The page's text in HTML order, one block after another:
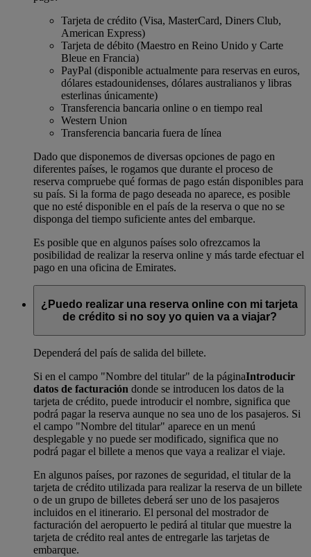
Tarjeta de crédito (Visa, MasterCard, Diners Club,
American Express)
Tarjeta de débito (Maestro en Reino Unido y Carte
Bleue en Francia)
PayPal (disponible actualmente para reservas en euros,
dólares estadounidenses, dólares australianos y libras
esterlinas únicamente)
Transferencia bancaria online o en tiempo real
Western Union
Transferencia bancaria fuera de línea
Dado que disponemos de diversas opciones de pago en
diferentes países, le rogamos que durante el proceso de
reserva compruebe qué formas de pago están disponibles para
su país. Si la forma de pago deseada no aparece, es posible
que no esté disponible en el país de la reserva o que no se
disponga del tiempo suficiente antes del embarque.
Es posible que en algunos países solo ofrezcamos la
posibilidad de realizar la reserva online y más tarde efectuar el
pago en una oficina de Emirates.
¿Puedo realizar una reserva online con mi tarjeta
de crédito si no soy yo quien va a viajar?
Dependerá del país de salida del billete.
Si en el campo "Nombre del titular" de la páginaIntroducir
datos de facturación donde se introducen los datos de la
tarjeta de crédito, puede introducir el nombre, significa que
podrá pagar la reserva aunque no sea uno de los pasajeros. Si
el campo "Nombre del titular" aparece en un menú
desplegable y no puede ser modificado, significa que no
podrá pagar el billete a menos que vaya a realizar el viaje.
En algunos países, por razones de seguridad, el titular de la
tarjeta de crédito utilizada para realizar la reserva de un billete
o de un grupo de billetes deberá ser uno de los pasajeros
incluidos en el itinerario. El personal del mostrador de
facturación del aeropuerto le pedirá al titular que muestre la
tarjeta de crédito real antes de entregarle las tarjetas de
embarque.